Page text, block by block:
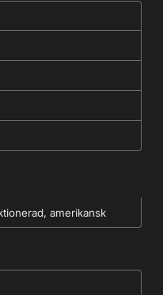
amerikansk